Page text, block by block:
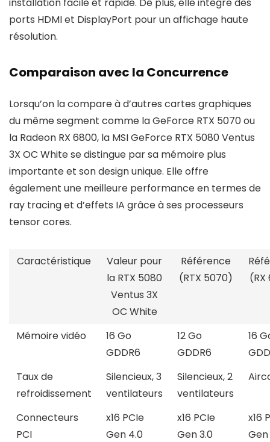
ports HDMI et DisplayPort pour un affichage haute
résolution.
Comparaison avec la Concurrence
Lorsqu’on la compare à d’autres cartes graphiques
du même segment comme la GeForce RTX 5070 ou
la Radeon RX 6800, la MSI GeForce RTX 5080 Ventus
3X OC White se distingue par sa mémoire plus
importante et son design unique. Elle offre
également une meilleure performance en termes de
ray tracing et d’effets IA grâce à ses processeurs
tensor cores.
Caractéristique
Valeur pour
la RTX 5080
Ventus 3X
OC White
Référence
(RTX 5070)
Mémoire vidéo
16 Go
GDDR6
12 Go
GDDR6
16
Taux de
refroidissement
Silencieux, 3
ventilateurs
Silencieux, 2
ventilateurs
Connecteurs
PCI
x16 PCIe
Gen 4.0
x16 PCIe
Gen 3.0
x16